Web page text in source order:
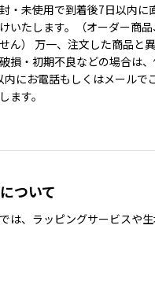
・未使用で到着後7日以内に
いたします。（オーダー商
ん） 万一、注文した商品と
損・初期不良などの場合は
内にお電話もしくはメールで
ます。
ついて
は、ラッピングサービスや